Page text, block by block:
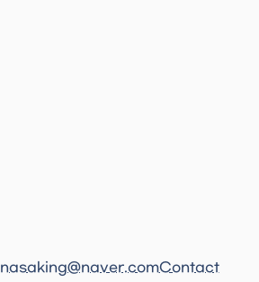
nasaking@naver.comContact